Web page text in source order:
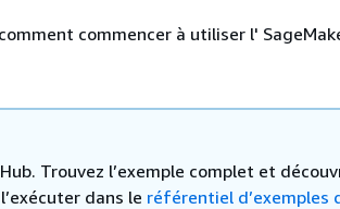
commencer à utiliser l'
Trouvez l’exemple complet et
dans le référentiel d’exemples